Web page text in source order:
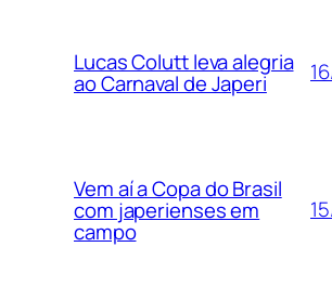
Lucas Colutt leva alegria
ao Carnaval de Japeri
Vem aí a Copa do Brasil
com japerienses em
campo